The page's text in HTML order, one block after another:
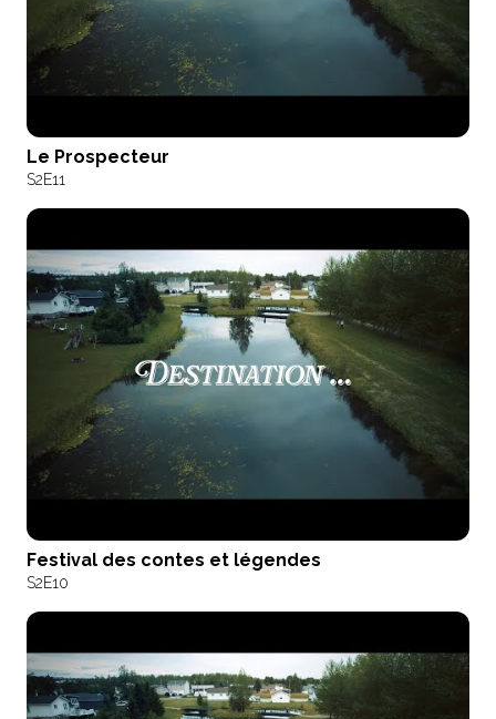
Le Prospecteur
S2E11
Festival des contes et légendes
S2E10